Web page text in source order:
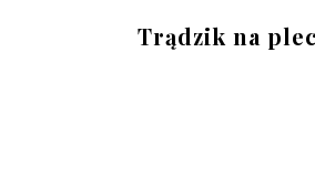
Trądzik na